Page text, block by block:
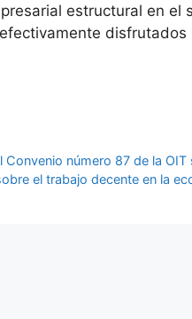
estructural en el
número 87 de la
el trabajo decente en la